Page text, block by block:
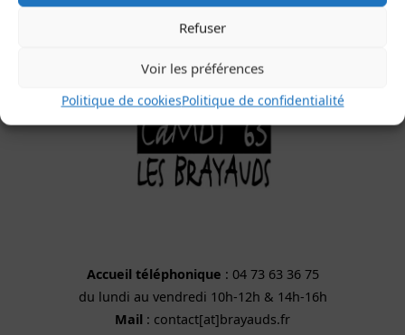
Refuser
Voir les préférences
Politique de cookiesPolitique de confidentialité
Accueil téléphonique : 04 73 63 36 75
du lundi au vendredi 10h-12h & 14h-16h
Mail : contact[at]brayauds.fr